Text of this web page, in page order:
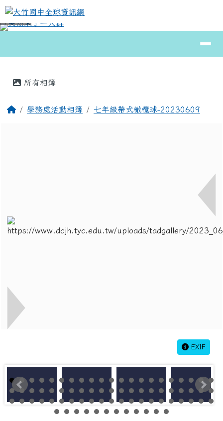
跳至主內容區
大竹國中全球資訊網
⏸
所有相簿
回首頁學務處活動相簿 七年級帶式橄欖球-20230609
EXIF